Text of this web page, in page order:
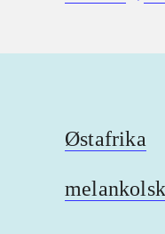
Østafrika
melankolsk